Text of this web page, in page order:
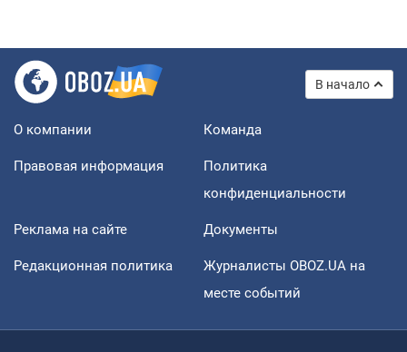
В начало
О компании Команда
Правовая информация
Политика
конфиденциальности
Реклама на сайте Документы
Редакционная политика
Журналисты OBOZ.UA на
месте событий